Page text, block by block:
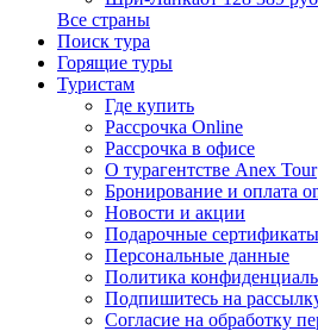
Все страны
Поиск тура
Горящие туры
Туристам
Где купить
Рассрочка Online
Рассрочка в офисе
О турагентстве Anex Tour
Бронирование и оплата
Новости и акции
Подарочные сертификаты
Персональные данные
Политика
Подпишитесь на
Согласие на обработку